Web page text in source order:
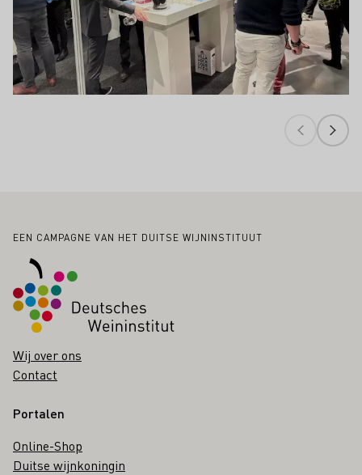
Voettekst
EEN CAMPAGNE VAN HET DUITSE WIJNINSTITUUT
Wij over ons
Contact
Portalen
Online-Shop
Duitse wijnkoningin